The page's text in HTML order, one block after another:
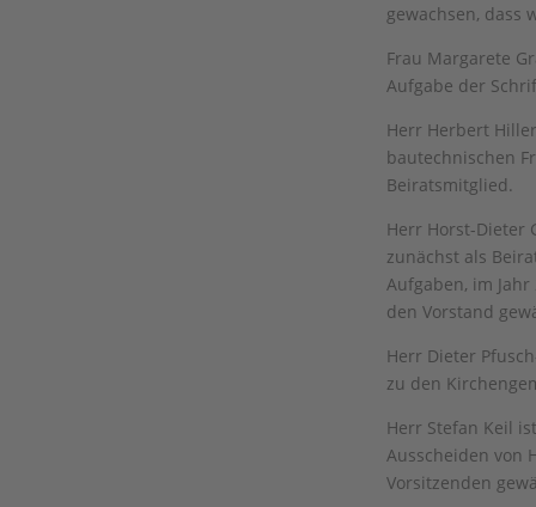
gewachsen, dass
Frau Margarete
Aufgabe der
Herr Herbert
bautechnischen
Beiratsmitglied.
Herr Horst-Dieter
zunächst als
Aufgaben, im
den Vorstand
Herr Dieter
zu den
Herr Stefan Keil
Ausscheiden von
Vorsitzenden